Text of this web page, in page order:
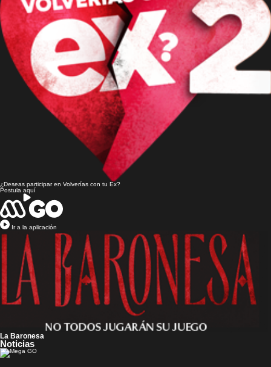
¿Deseas participar en Volverías con tu Ex?
Postula aquí
Ir a la aplicación
La Baronesa
Noticias